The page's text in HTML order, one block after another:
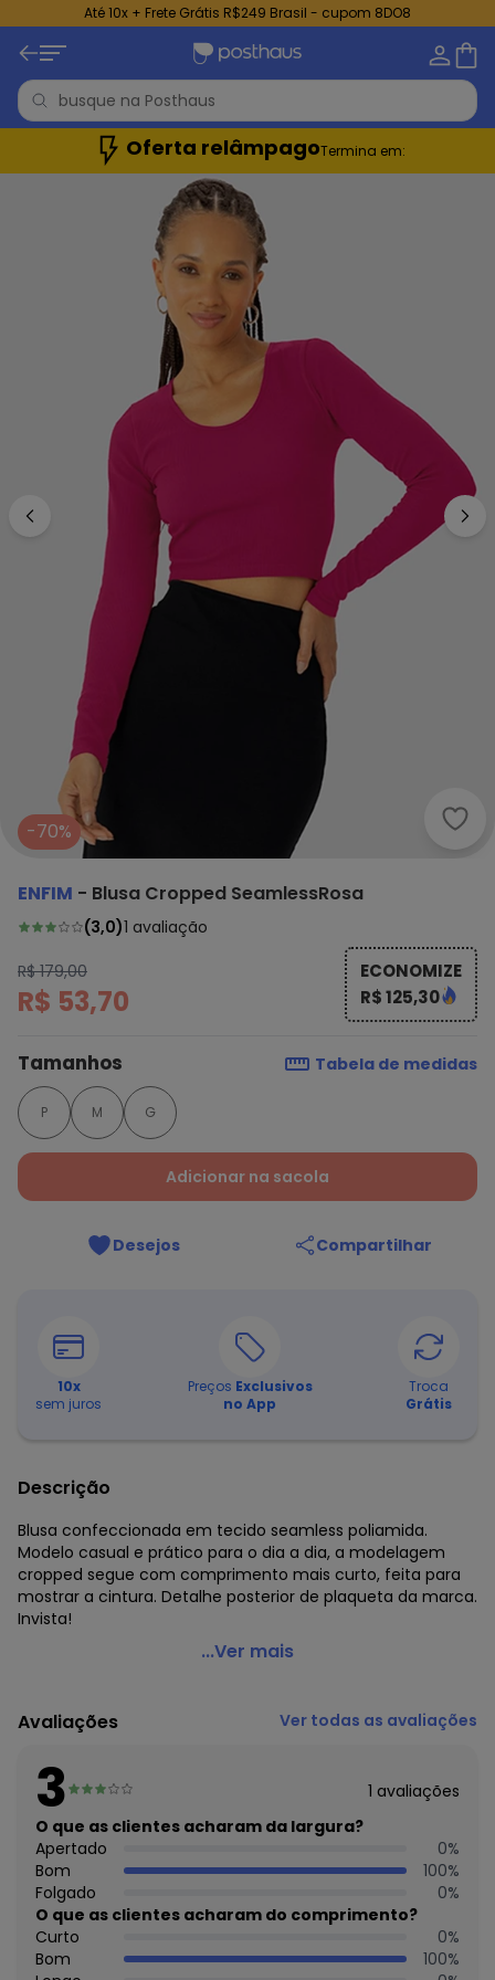
Até 10x + Frete Grátis R$249 Brasil - cupom 8DO8
Oferta relâmpagoTermina em:
-70%
ENFIM - Blusa Cropped SeamlessRosa
(3,0)1 avaliação
R$ 179,00
R$ 53,70
ECONOMIZE
R$ 125,30
Tamanhos Tabela de medidas
P M G
Adicionar na sacola
Desejos Compartilhar
10x
sem juros
Preços Exclusivos
no App
Troca
Grátis
Descrição
Blusa confeccionada em tecido seamless poliamida.
Modelo casual e prático para o dia a dia, a modelagem
cropped segue com comprimento mais curto, feita para
mostrar a cintura. Detalhe posterior de plaqueta da marca.
Invista!
Enfim - Blusa Cropped SeamlessRosa
Comprimento da manga: Longa
Decote frente: Redondo
Feito: China
Cuidados para conservação do produto: Temperatura
máxima de lavagem 30C. Não alvejar. Não passar sobre a
estampa.
Tecido: Seamless poliamida
Composição: 95% poliamida 5% elastano
Histórico de preços
...Ver mais
Avaliações Ver todas as avaliações
3 1 avaliações
O que as clientes acharam da largura?
Apertado
0%
Bom
100%
Folgado
0%
O que as clientes acharam do comprimento?
Curto
0%
Bom
100%